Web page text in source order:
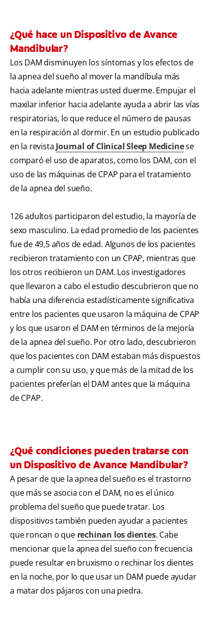
¿Qué hace un Dispositivo de Avance
Mandibular?
Los DAM disminuyen los síntomas y los efectos de
la apnea del sueño al mover la mandíbula más
hacia adelante mientras usted duerme. Empujar el
maxilar inferior hacia adelante ayuda a abrir las vías
respiratorias, lo que reduce el número de pausas
en la respiración al dormir. En un estudio publicado
en la revista Journal of Clinical Sleep Medicinese
comparó el uso de aparatos, como los DAM, con el
uso de las máquinas de CPAP para el tratamiento
de la apnea del sueño.
126 adultos participaron del estudio, la mayoría de
sexo masculino. La edad promedio de los pacientes
fue de 49,5 años de edad. Algunos de los pacientes
recibieron tratamiento con un CPAP, mientras que
los otros recibieron un DAM. Los investigadores
que llevaron a cabo el estudio descubrieron que no
había una diferencia estadísticamente significativa
entre los pacientes que usaron la máquina de CPAP
y los que usaron el DAM en términos de la mejoría
de la apnea del sueño. Por otro lado, descubrieron
que los pacientes con DAM estaban más dispuestos
a cumplir con su uso, y que más de la mitad de los
pacientes preferían el DAM antes que la máquina
de CPAP.
¿Qué condiciones pueden tratarse con
un Dispositivo de Avance Mandibular?
A pesar de que la apnea del sueño es el trastorno
que más se asocia con el DAM, no es el único
problema del sueño que puede tratar. Los
dispositivos también pueden ayudar a pacientes
que roncan o que rechinan los dientes. Cabe
mencionar que la apnea del sueño con frecuencia
puede resultar en bruxismo o rechinar los dientes
en la noche, por lo que usar un DAM puede ayudar
a matar dos pájaros con una piedra.